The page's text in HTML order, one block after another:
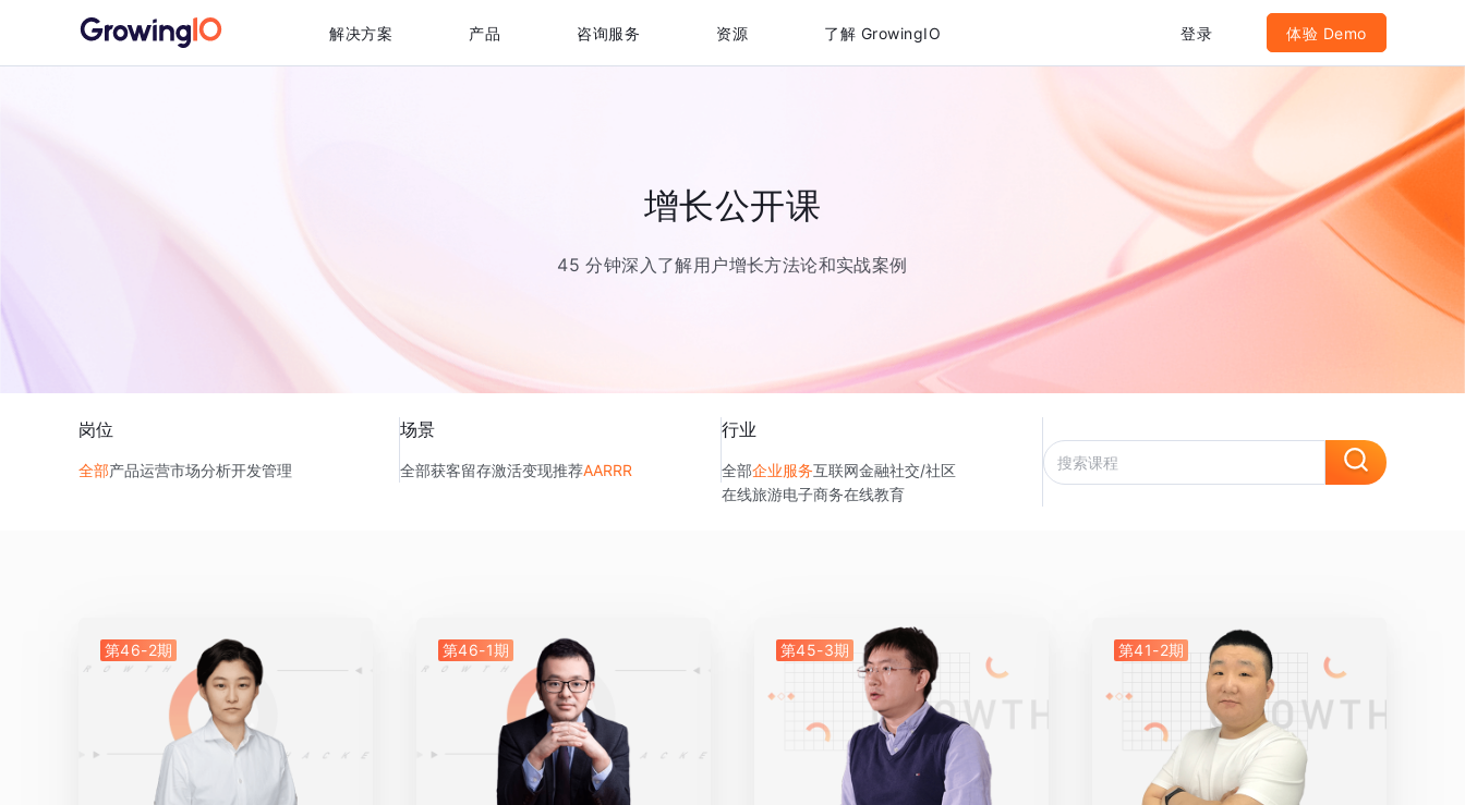
解决方案 产品 咨询服务 资源 了解 GrowingIO 登录 体验 Demo
增长公开课
45 分钟深入了解用户增长方法论和实战案例
岗位
全部产品运营市场分析开发管理
场景
全部获客留存激活变现推荐AARRR
行业
全部企业服务互联网金融社交/社区
在线旅游电子商务在线教育
第46-2期 第46-1期 第45-3期 第41-2期